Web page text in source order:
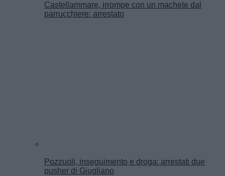
Castellammare, irrompe con un machete dal
parrucchiere: arrestato
Pozzuoli, inseguimento e droga: arrestati due
pusher di Giugliano